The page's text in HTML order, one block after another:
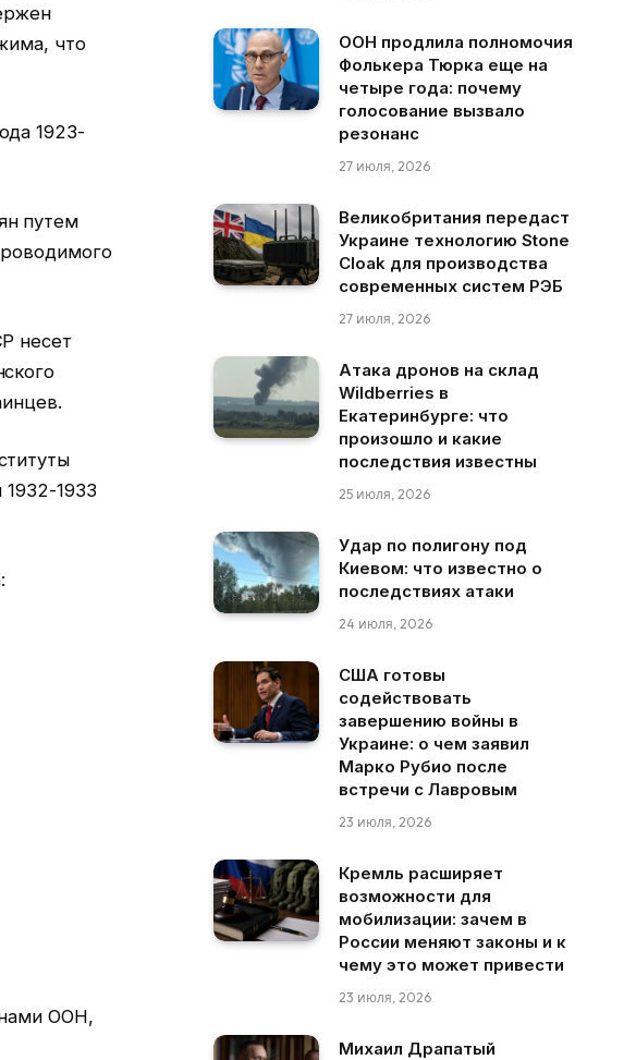
что
1923-
путем
несет
1933
ООН,
ООН продлила полномочия
Фолькера Тюрка еще на
четыре года: почему
голосование вызвало
резонанс
27 июля, 2026
Великобритания передаст
Украине технологию Stone
Cloak для производства
современных систем РЭБ
27 июля, 2026
Атака дронов на склад
Wildberries в
Екатеринбурге: что
произошло и какие
последствия известны
25 июля, 2026
Удар по полигону под
Киевом: что известно о
последствиях атаки
24 июля, 2026
США готовы
содействовать
завершению войны в
Украине: о чем заявил
Марко Рубио после
встречи с Лавровым
23 июля, 2026
Кремль расширяет
возможности для
мобилизации: зачем в
России меняют законы и к
чему это может привести
23 июля, 2026
Михаил Драпатый